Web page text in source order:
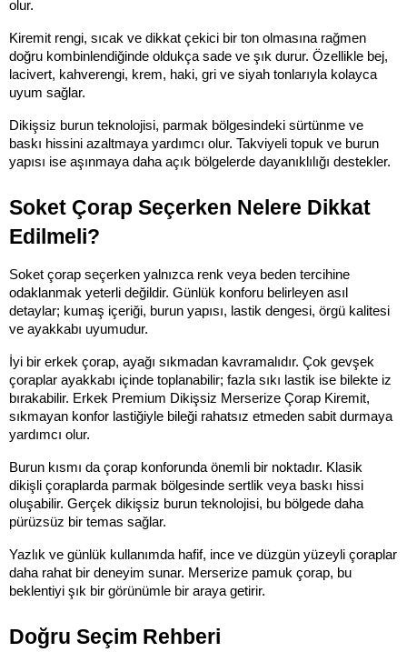
olur.
Kiremit rengi, sıcak ve dikkat çekici bir ton olmasına rağmen
doğru kombinlendiğinde oldukça sade ve şık durur. Özellikle bej,
lacivert, kahverengi, krem, haki, gri ve siyah tonlarıyla kolayca
uyum sağlar.
Dikişsiz burun teknolojisi, parmak bölgesindeki sürtünme ve
baskı hissini azaltmaya yardımcı olur. Takviyeli topuk ve burun
yapısı ise aşınmaya daha açık bölgelerde dayanıklılığı destekler.
Soket Çorap Seçerken Nelere Dikkat
Edilmeli?
Soket çorap seçerken yalnızca renk veya beden tercihine
odaklanmak yeterli değildir. Günlük konforu belirleyen asıl
detaylar; kumaş içeriği, burun yapısı, lastik dengesi, örgü kalitesi
ve ayakkabı uyumudur.
İyi bir erkek çorap, ayağı sıkmadan kavramalıdır. Çok gevşek
çoraplar ayakkabı içinde toplanabilir; fazla sıkı lastik ise bilekte iz
bırakabilir. Erkek Premium Dikişsiz Merserize Çorap Kiremit,
sıkmayan konfor lastiğiyle bileği rahatsız etmeden sabit durmaya
yardımcı olur.
Burun kısmı da çorap konforunda önemli bir noktadır. Klasik
dikişli çoraplarda parmak bölgesinde sertlik veya baskı hissi
oluşabilir. Gerçek dikişsiz burun teknolojisi, bu bölgede daha
pürüzsüz bir temas sağlar.
Yazlık ve günlük kullanımda hafif, ince ve düzgün yüzeyli çoraplar
daha rahat bir deneyim sunar. Merserize pamuk çorap, bu
beklentiyi şık bir görünümle bir araya getirir.
Doğru Seçim Rehberi